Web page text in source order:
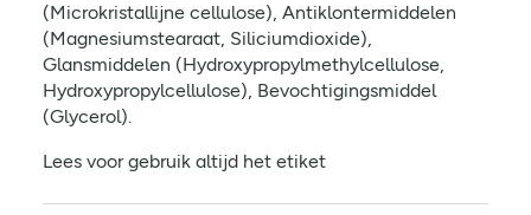
(Microkristallijne cellulose), Antiklontermiddelen
(Magnesiumstearaat, Siliciumdioxide),
Glansmiddelen (Hydroxypropylmethylcellulose,
Hydroxypropylcellulose), Bevochtigingsmiddel
(Glycerol).
Lees voor gebruik altijd het etiket